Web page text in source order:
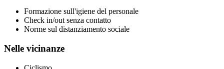
Formazione sull'igiene del personale
Check in/out senza contatto
Norme sul distanziamento sociale
Nelle vicinanze